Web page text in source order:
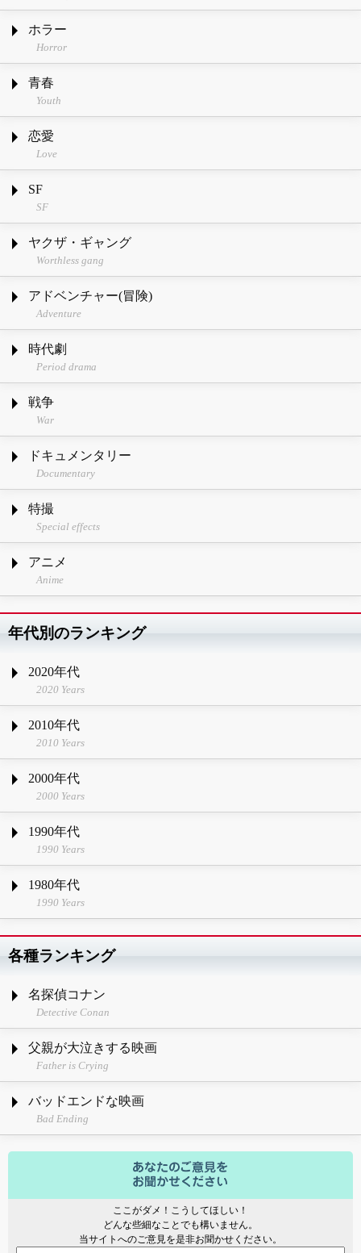
ホラー
Horror
青春
Youth
恋愛
Love
SF
SF
ヤクザ・ギャング
Worthless gang
アドベンチャー(冒険)
Adventure
時代劇
Period drama
戦争
War
ドキュメンタリー
Documentary
特撮
Special effects
アニメ
Anime
年代別のランキング
2020年代
2020 Years
2010年代
2010 Years
2000年代
2000 Years
1990年代
1990 Years
1980年代
1990 Years
各種ランキング
名探偵コナン
Detective Conan
父親が大泣きする映画
Father is Crying
バッドエンドな映画
Bad Ending
ここがダメ！こうしてほしい！
どんな些細なことでも構いません。
当サイトへのご意見を是非お聞かせください。